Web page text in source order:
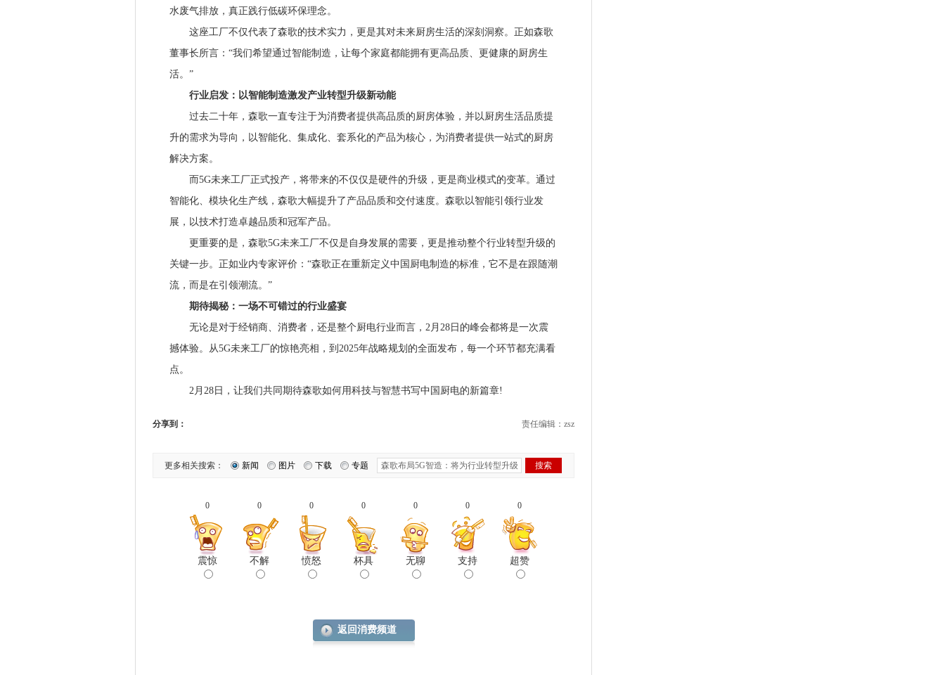
水废气排放，真正践行低碳环保理念。
这座工厂不仅代表了森歌的技术实力，更是其对未来厨房生活的深刻洞察。正如森歌
董事长所言：“我们希望通过智能制造，让每个家庭都能拥有更高品质、更健康的厨房生
活。”
行业启发：以智能制造激发产业转型升级新动能
过去二十年，森歌一直专注于为消费者提供高品质的厨房体验，并以厨房生活品质提
升的需求为导向，以智能化、集成化、套系化的产品为核心，为消费者提供一站式的厨房
解决方案。
而5G未来工厂正式投产，将带来的不仅仅是硬件的升级，更是商业模式的变革。通过
智能化、模块化生产线，森歌大幅提升了产品品质和交付速度。森歌以智能引领行业发
展，以技术打造卓越品质和冠军产品。
更重要的是，森歌5G未来工厂不仅是自身发展的需要，更是推动整个行业转型升级的
关键一步。正如业内专家评价：“森歌正在重新定义中国厨电制造的标准，它不是在跟随潮
流，而是在引领潮流。”
期待揭秘：一场不可错过的行业盛宴
无论是对于经销商、消费者，还是整个厨电行业而言，2月28日的峰会都将是一次震
撼体验。从5G未来工厂的惊艳亮相，到2025年战略规划的全面发布，每一个环节都充满看
点。
2月28日，让我们共同期待森歌如何用科技与智慧书写中国厨电的新篇章!
分享到： 责任编辑：zsz
更多相关搜索： 新闻 图片 下载 专题
0
震惊
0
不解
0
愤怒
0
杯具
0
无聊
0
支持
0
超赞
返回消费频道